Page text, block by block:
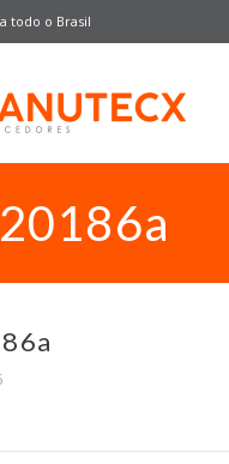
todo o Brasil